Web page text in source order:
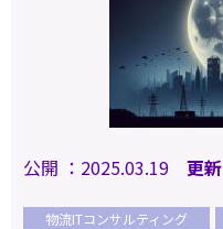
公開 ：2025.03.19 更
物流ITコンサルティング